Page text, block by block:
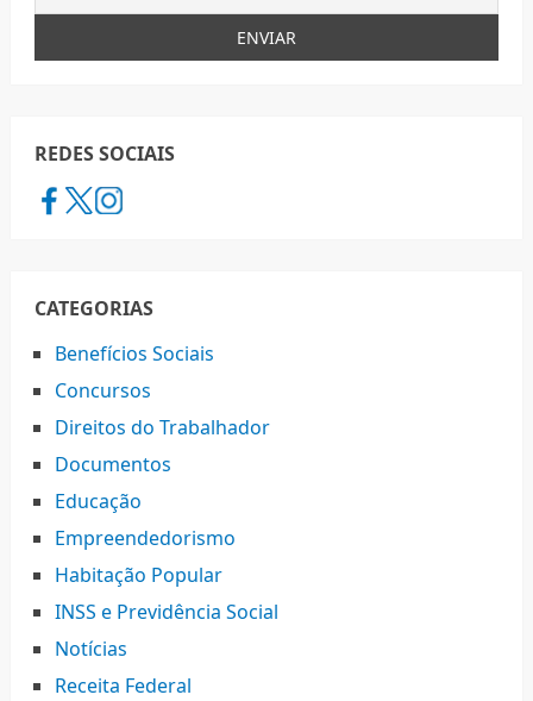
REDES SOCIAIS
CATEGORIAS
Benefícios Sociais
Concursos
Direitos do Trabalhador
Documentos
Educação
Empreendedorismo
Habitação Popular
INSS e Previdência Social
Notícias
Receita Federal